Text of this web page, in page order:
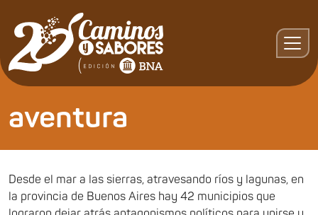
aventura
Desde el mar a las sierras, atravesando ríos y lagunas, en
la provincia de Buenos Aires hay 42 municipios que